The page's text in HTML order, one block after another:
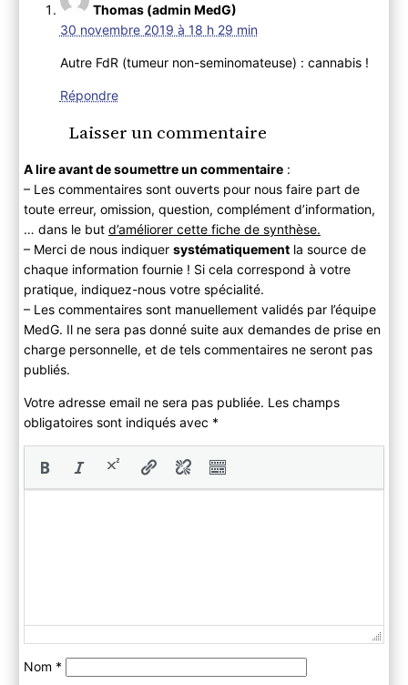
Thomas (admin MedG)
30 novembre 2019 à 18 h 29 min
Autre FdR (tumeur non-seminomateuse) : cannabis !
Répondre
Laisser un commentaire
A lire avant de soumettre un commentaire:
– Les commentaires sont ouverts pour nous faire part de
toute erreur, omission, question, complément d’information,
… dans le but d’améliorer cette fiche de synthèse.
– Merci de nous indiquer systématiquementla source de
chaque information fournie ! Si cela correspond à votre
pratique, indiquez-nous votre spécialité.
– Les commentaires sont manuellement validés par l’équipe
MedG. Il ne sera pas donné suite aux demandes de prise en
charge personnelle, et de tels commentaires ne seront pas
publiés.
Votre adresse email ne sera pas publiée. Les champs
obligatoires sont indiqués avec *
Nom *